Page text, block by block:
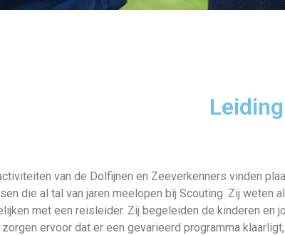
Leiding
van de Dolfijnen en Zeeverkenners vinden
die al tal van jaren meelopen bij Scouting. Zij weten
met een reisleider. Zij begeleiden de kinderen en
zorgen ervoor dat er een gevarieerd programma